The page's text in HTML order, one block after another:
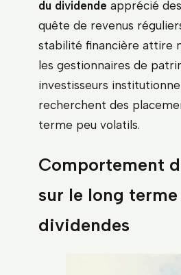
du dividende apprécié
quête de revenus
stabilité financière attire
les gestionnaires de
investisseurs
recherchent des
terme peu volatils.
Comportement
sur le long
dividendes